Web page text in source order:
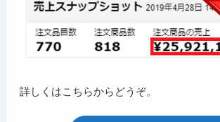
詳しくはこちらからどうぞ。